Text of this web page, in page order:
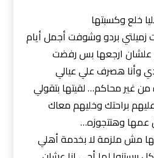
خلع وكسبتها
بردو وشوفت أجمل أيام
علشان ارجعها بس رفضت
وأنا هصرف علي عيالي
غير محاكم… لقيتها بتقولي
براحتك وخليهم معاك
عمها وهتتجوزه…
مش ملزمة لا بخدمة أهلي